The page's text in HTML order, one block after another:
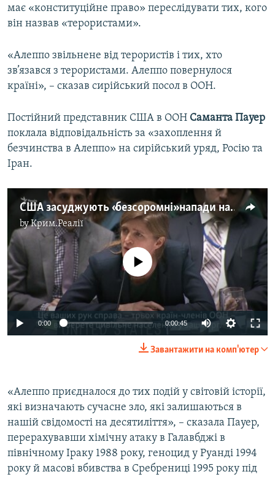
має «конституційне право» переслідувати тих, кого
він назвав «терористами».
«Алеппо звільнене від терористів і тих, хто
зв’язався з терористами. Алеппо повернулося
країні», – сказав сирійський посол в ООН.
Постійний представник США в ООН Саманта Пауер
поклала відповідальність за «захоплення й
безчинства в Алеппо» на сирійський уряд, Росію та
Іран.
США засуджують «безсоромні» напади на Алеппо (відео)
byКрим.Реалії
No media source currently available
0:00 0:00:45
Завантажити на комп'ютер
«Алеппо приєдналося до тих подій у світовій історії,
які визначають сучасне зло, які залишаються в
нашій свідомості на десятиліття», – сказала Пауер,
перерахувавши хімічну атаку в Галавбджі в
північному Іраку 1988 року, геноцид у Руанді 1994
року й масові вбивства в Сребрениці 1995 року під